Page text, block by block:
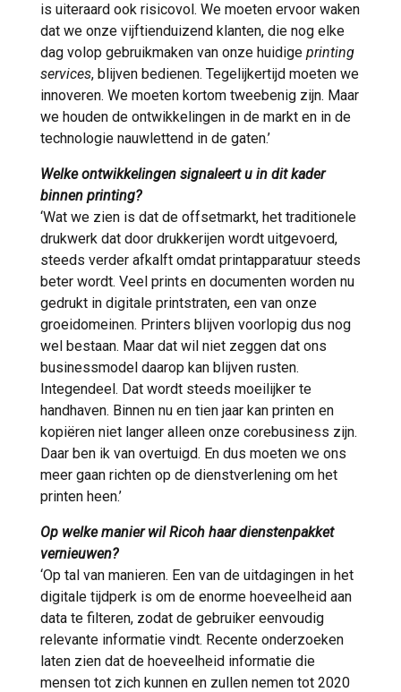
is uiteraard ook risicovol. We moeten ervoor waken
dat we onze vijftienduizend klanten, die nog elke
dag volop gebruikmaken van onze huidige printing
services, blijven bedienen. Tegelijkertijd moeten we
innoveren. We moeten kortom tweebenig zijn. Maar
we houden de ontwikkelingen in de markt en in de
technologie nauwlettend in de gaten.’
Welke ontwikkelingen signaleert u in dit kader
binnen printing?
‘Wat we zien is dat de offsetmarkt, het traditionele
drukwerk dat door drukkerijen wordt uitgevoerd,
steeds verder afkalft omdat printapparatuur steeds
beter wordt. Veel prints en documenten worden nu
gedrukt in digitale printstraten, een van onze
groeidomeinen. Printers blijven voorlopig dus nog
wel bestaan. Maar dat wil niet zeggen dat ons
businessmodel daarop kan blijven rusten.
Integendeel. Dat wordt steeds moeilijker te
handhaven. Binnen nu en tien jaar kan printen en
kopiëren niet langer alleen onze corebusiness zijn.
Daar ben ik van overtuigd. En dus moeten we ons
meer gaan richten op de dienstverlening om het
printen heen.’
Op welke manier wil Ricoh haar dienstenpakket
vernieuwen?
‘Op tal van manieren. Een van de uitdagingen in het
digitale tijdperk is om de enorme hoeveelheid aan
data te filteren, zodat de gebruiker eenvoudig
relevante informatie vindt. Recente onderzoeken
laten zien dat de hoeveelheid informatie die
mensen tot zich kunnen en zullen nemen tot 2020